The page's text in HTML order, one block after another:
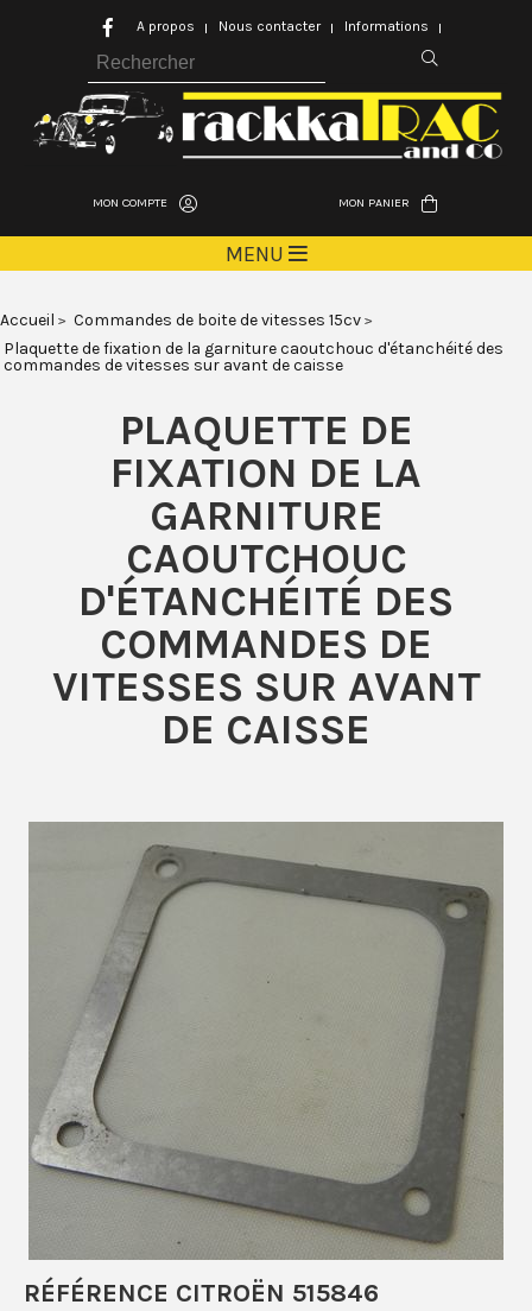
MON COMPTE MON PANIER
MENU
Accueil
Commandes de boite de vitesses 15cv
Plaquette de fixation de la garniture caoutchouc d'étanchéité des
commandes de vitesses sur avant de caisse
PLAQUETTE DE
FIXATION DE LA
GARNITURE
CAOUTCHOUC
D'ÉTANCHÉITÉ DES
COMMANDES DE
VITESSES SUR AVANT
DE CAISSE
RÉFÉRENCE CITROËN 515846
A propos Nous contacter Informations